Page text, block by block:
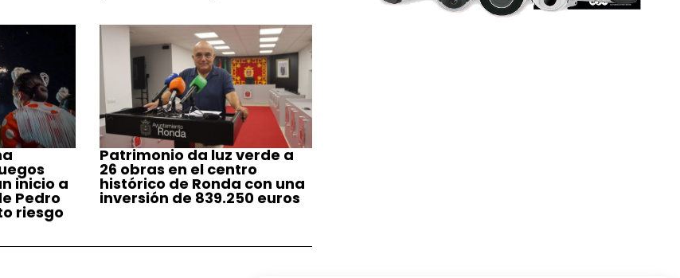
inicio a
Pedro
riesgo
Patrimonio da luz verde a
26 obras en el centro
histórico de Ronda con una
inversión de 839.250 euros